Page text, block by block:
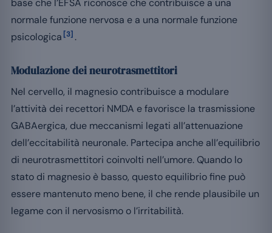
normale funzione nervosa e a una normale funzione
psicologica [3] .
Modulazione dei neurotrasmettitori
Nel cervello, il magnesio contribuisce a modulare
l’attività dei recettori NMDA e favorisce la trasmissione
GABAergica, due meccanismi legati all’attenuazione
dell’eccitabilità neuronale. Partecipa anche all’equilibrio
di neurotrasmettitori coinvolti nell’umore. Quando lo
stato di magnesio è basso, questo equilibrio fine può
essere mantenuto meno bene, il che rende plausibile un
legame con il nervosismo o l’irritabilità.